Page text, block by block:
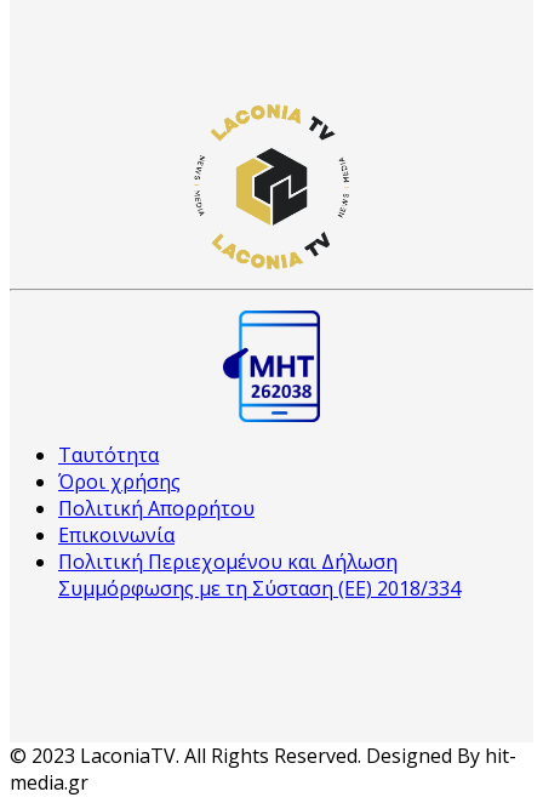
Ταυτότητα
Όροι χρήσης
Πολιτική Απορρήτου
Επικοινωνία
Πολιτική Περιεχομένου και Δήλωση
Συμμόρφωσης με τη Σύσταση (ΕΕ) 2018/334
© 2023 LaconiaTV. All Rights Reserved. Designed By hit-
media.gr